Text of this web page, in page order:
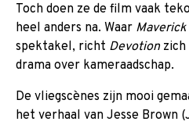
Toch doen ze de film vaak
heel anders na. Waar Maverick
spektakel, richt Devotionzich
drama over kameraadschap.
De vliegscènes zijn mooi
het verhaal van Jesse Brown